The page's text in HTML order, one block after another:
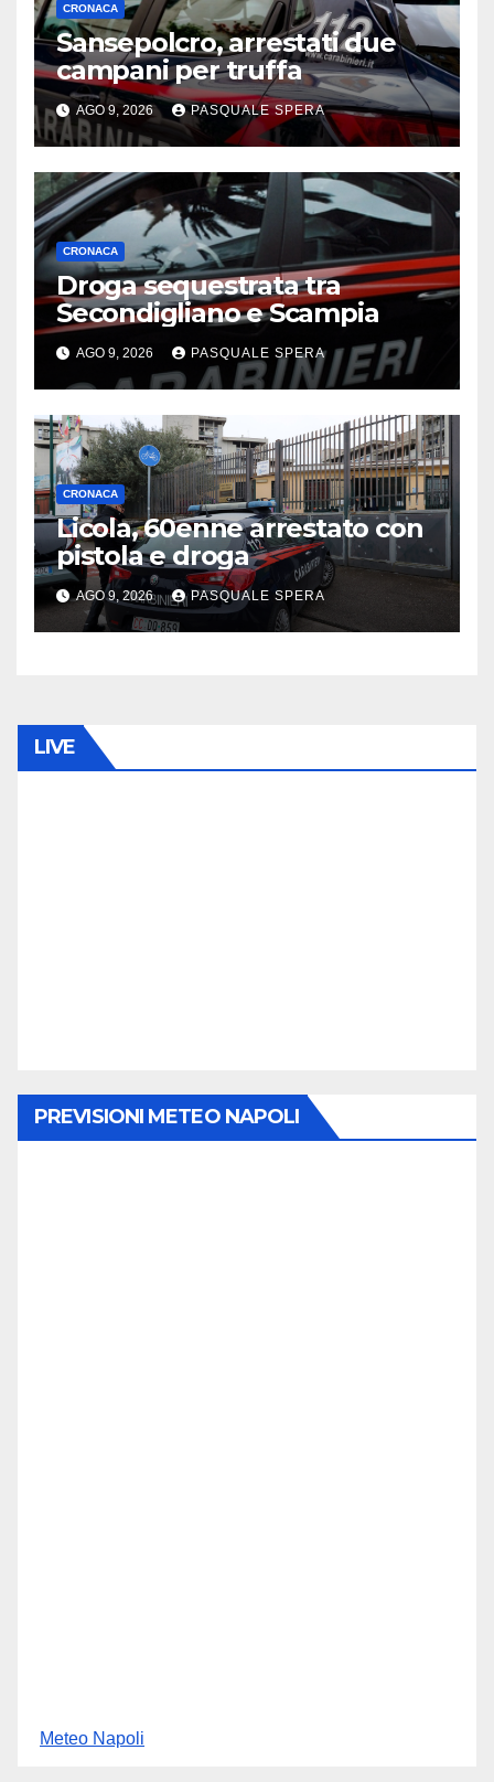
CRONACA
Sansepolcro, arrestati due
campani per truffa
AGO 9, 2026 PASQUALE SPERA
CRONACA
Droga sequestrata tra
Secondigliano e Scampia
AGO 9, 2026 PASQUALE SPERA
CRONACA
Licola, 60enne arrestato con
pistola e droga
AGO 9, 2026 PASQUALE SPERA
LIVE
PREVISIONI METEO NAPOLI
Meteo Napoli